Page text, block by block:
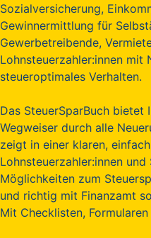
Sozialversicherung,
Gewinnermittlung für
Gewerbetreibende,
Lohnsteuerzahler:innen mit
steueroptimales Verhalten.
Das SteuerSparBuch bietet
Wegweiser durch alle
zeigt in einer klaren,
Lohnsteuerzahler:innen
Möglichkeiten zum
und richtig mit Finanzamt
Mit Checklisten,